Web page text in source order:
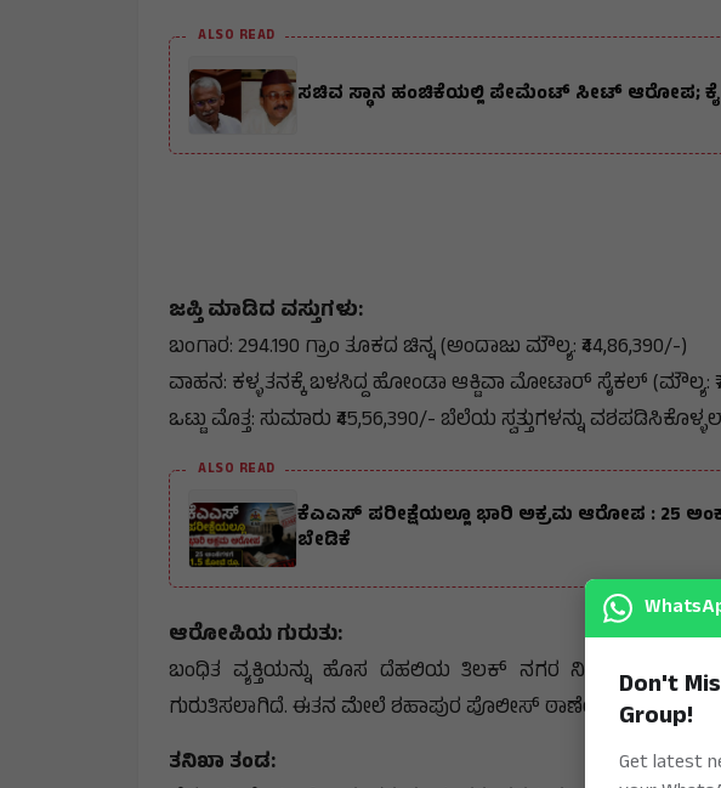
ALSO READ
ಸಚಿವ ಸ್ಥಾನ ಹಂಚಿಕೆಯಲ್ಲಿ ಪೇಮೆಂಟ್ ಸೀಟ್ ಆರೋಪ;
​ಜಪ್ತಿ ಮಾಡಿದ ವಸ್ತುಗಳು:
​ಬಂಗಾರ: 294.190 ಗ್ರಾಂ ತೂಕದ ಚಿನ್ನ (ಅಂದಾಜು ಮೌಲ್ಯ: ₹44,86,390/-)
​ವಾಹನ: ಕಳ್ಳತನಕ್ಕೆ ಬಳಸಿದ್ದ ಹೋಂಡಾ ಆಕ್ಟಿವಾ ಮೋಟಾರ್ ಸೈಕಲ್ (ಮೌಲ್ಯ:
​ಒಟ್ಟು ಮೊತ್ತ: ಸುಮಾರು ₹45,56,390/- ಬೆಲೆಯ ಸ್ವತ್ತುಗಳನ್ನು
ALSO READ
ಕೆಎಎಸ್ ಪರೀಕ್ಷೆಯಲ್ಲೂ ಭಾರಿ ಅಕ್ರಮ ಆರೋಪ : 25
ಬೇಡಿಕೆ
​ಆರೋಪಿಯ ಗುರುತು:
ಬಂಧಿತ ವ್ಯಕ್ತಿಯನ್ನು ಹೊಸ ದೆಹಲಿಯ ತಿಲಕ್ ನಗರ ನಿವಾಸಿ ಮಿಂಟು
ಗುರುತಿಸಲಾಗಿದೆ. ಈತನ ಮೇಲೆ ಶಹಾಪುರ ಪೊಲೀಸ್ ಠಾಣೆಯಲ್ಲಿ ಪ್ರಕರಣ
​ತನಿಖಾ ತಂಡ:
Don't
Group!
Get latest